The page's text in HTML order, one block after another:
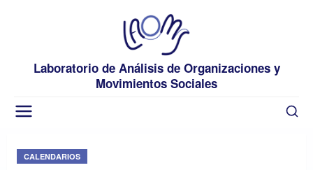
Laboratorio de Análisis de Organizaciones y
Movimientos Sociales
CALENDARIOS